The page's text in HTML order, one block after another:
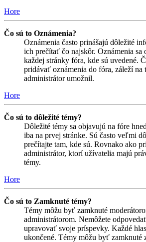
Hore
Čo sú to Oznámenia?
Oznámenia často prinášajú dôležité
ich prečítať čo najskôr. Oznámenia sa
každej stránky fóra, kde sú uvedené.
pridávať oznámenia do fóra, záleží na
administrátor umožnil.
Hore
Čo sú to dôležité témy?
Dôležité témy sa objavujú na fóre
iba na prvej stránke. Sú často veľmi
prečítajte tam, kde sú. Rovnako ako
administrátor, ktorí užívatelia majú
témy.
Hore
Čo sú to Zamknuté témy?
Témy môžu byť zamknuté
administrátorom. Nemôžete
upravovať svoje príspevky. Každé
ukončené. Témy môžu byť zamknuté